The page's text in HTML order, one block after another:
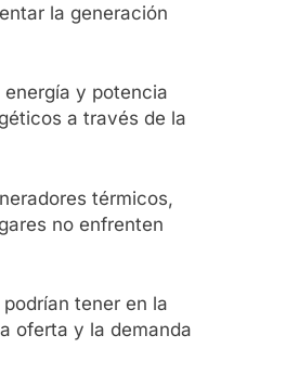
la generación
y potencia
a través de la
térmicos,
no enfrenten
tener en la
oferta y la demanda